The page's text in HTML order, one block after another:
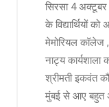
सिरसा 4 अक्टूबर
के विद्यार्थियों
मेमोरियल कॉलेज ,
नाट्य
श्रीमती इकवंत
मुंबई से आए बहुत